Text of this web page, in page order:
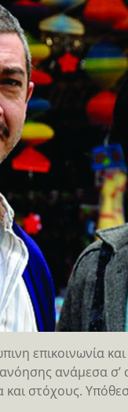
επικοινωνία
ανάμεσα
και στόχους.